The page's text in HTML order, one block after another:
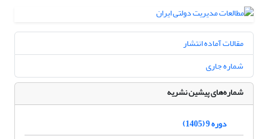
مقالات آماده انتشار
شماره جاری
شماره‌های پیشین نشریه
دوره 9 (1405)